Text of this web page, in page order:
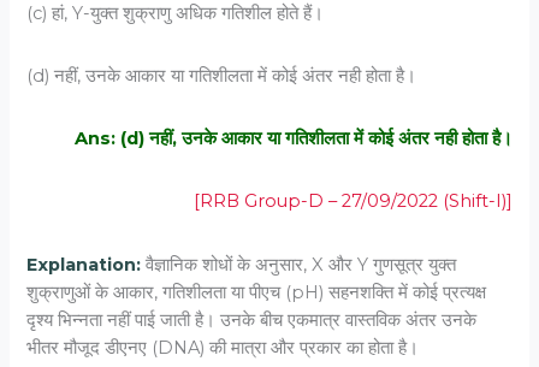
(c) हां, Y-युक्त शुक्राणु अधिक गतिशील होते हैं।
(d) नहीं, उनके आकार या गतिशीलता में कोई अंतर नही होता है।
Ans: (d) नहीं, उनके आकार या गतिशीलता में कोई अंतर नही होता है।
[RRB Group-D – 27/09/2022 (Shift-I)]
Explanation: वैज्ञानिक शोधों के अनुसार, X और Y गुणसूत्र युक्त
शुक्राणुओं के आकार, गतिशीलता या पीएच (pH) सहनशक्ति में कोई प्रत्यक्ष
दृश्य भिन्नता नहीं पाई जाती है। उनके बीच एकमात्र वास्तविक अंतर उनके
भीतर मौजूद डीएनए (DNA) की मात्रा और प्रकार का होता है।